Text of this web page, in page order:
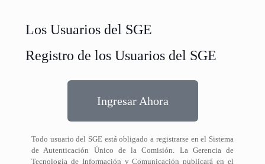
Los Usuarios del SGE
Registro de los Usuarios del SGE
Ingresar Ahora
Todo usuario del SGE está obligado a registrarse en el Sistema
de Autenticación Único de la Comisión. La Gerencia de
Tecnología de Información y Comunicación publicará en el